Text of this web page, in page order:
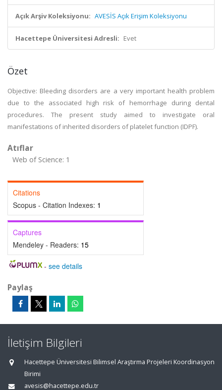
Açık Arşiv Koleksiyonu: AVESİS Açık Erişim Koleksiyonu
Hacettepe Üniversitesi Adresli: Evet
Özet
Objective: Bleeding disorders are a very important health problem
due to the associated high risk of hemorrhage during dental
procedures. The present study aimed to investigate oral
manifestations of inherited disorders of platelet function (IDPF).
Atıflar
Web of Science: 1
Citations
Scopus - Citation Indexes: 1
Captures
Mendeley - Readers: 15
- see details
Paylaş
İletişim Bilgileri
Hacettepe Üniversitesi Bilimsel Araştırma Projeleri Koordinasyon
Birimi
avesis@hacettepe.edu.tr